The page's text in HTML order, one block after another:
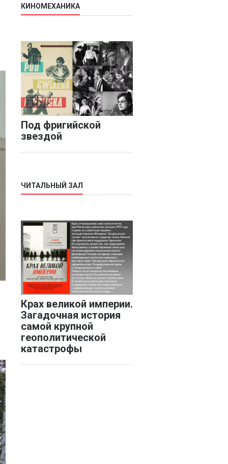
КИНОМЕХАНИКА
Под фригийской
звездой
ЧИТАЛЬНЫЙ ЗАЛ
Крах великой империи.
Загадочная история
самой крупной
геополитической
катастрофы